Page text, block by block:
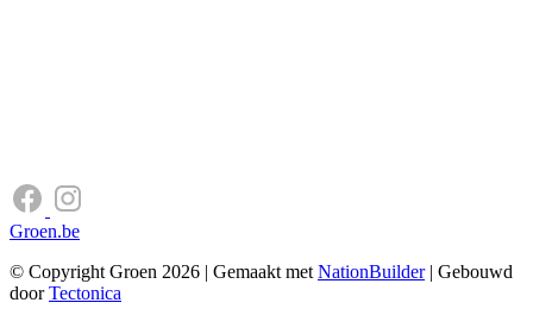
Groen.be
© Copyright Groen 2026 | Gemaakt met NationBuilder| Gebouwd
doorTectonica